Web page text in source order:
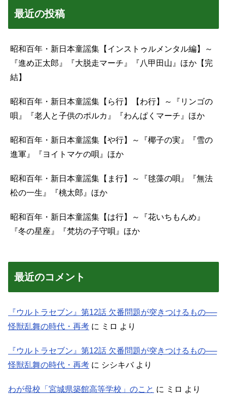
最近の投稿
昭和百年・新日本童謡集【インストゥルメンタル編】～
『進め正太郎』『大脱走マーチ』『八甲田山』ほか【完
結】
昭和百年・新日本童謡集【ら行】【わ行】～『リンゴの
唄』『老人と子供のポルカ』『わんぱくマーチ』ほか
昭和百年・新日本童謡集【や行】～『椰子の実』『雪の
進軍』『ヨイトマケの唄』ほか
昭和百年・新日本童謡集【ま行】～『毬藻の唄』『無法
松の一生』『桃太郎』ほか
昭和百年・新日本童謡集【は行】～『花いちもんめ』
『冬の星座』『梵坊の子守唄』ほか
最近のコメント
『ウルトラセブン』第12話 欠番問題が突きつけるもの──
怪獣乱舞の時代・再考 に ミロ より
『ウルトラセブン』第12話 欠番問題が突きつけるもの──
怪獣乱舞の時代・再考 に シシキバより
わが母校「宮城県築館高等学校」のこと に ミロ より